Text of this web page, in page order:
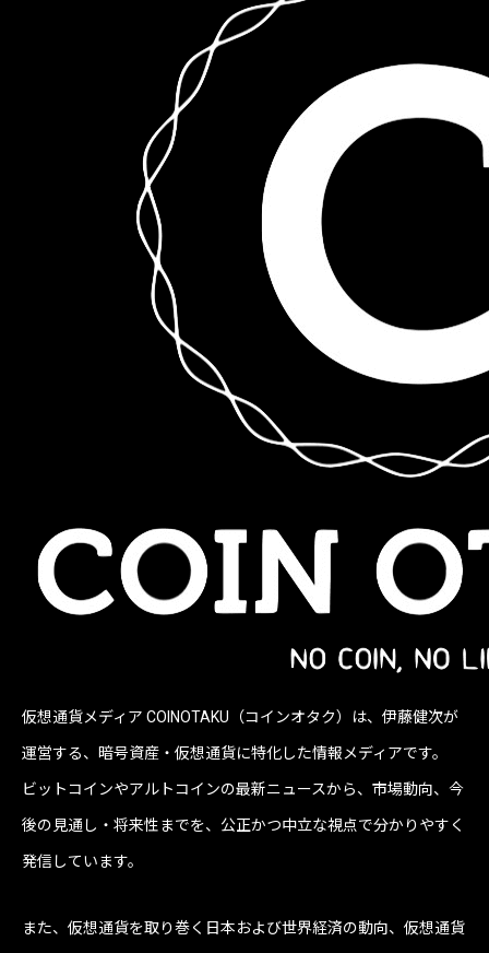
仮想通貨メディア COINOTAKU（コインオタク）は、伊藤健次が
運営する、暗号資産・仮想通貨に特化した情報メディアです。
ビットコインやアルトコインの最新ニュースから、市場動向、今
後の見通し・将来性までを、公正かつ中立な視点で分かりやすく
発信しています。
また、仮想通貨を取り巻く日本および世界経済の動向、仮想通貨